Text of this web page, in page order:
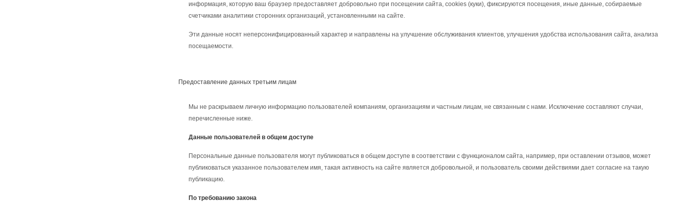
информация, которую ваш браузер предоставляет добровольно при посещении сайта, cookies (куки), фиксируются посещения, иные данные, собираемые
счетчиками аналитики сторонних организаций, установленными на сайте.
Эти данные носят неперсонифицированный характер и направлены на улучшение обслуживания клиентов, улучшения удобства использования сайта, анализа
посещаемости.
Предоставление данных третьим лицам
Мы не раскрываем личную информацию пользователей компаниям, организациям и частным лицам, не связанным с нами. Исключение составляют случаи,
перечисленные ниже.
Данные пользователей в общем доступе
Персональные данные пользователя могут публиковаться в общем доступе в соответствии с функционалом сайта, например, при оставлении отзывов, может
публиковаться указанное пользователем имя, такая активность на сайте является добровольной, и пользователь своими действиями дает согласие на такую
публикацию.
По требованию закона